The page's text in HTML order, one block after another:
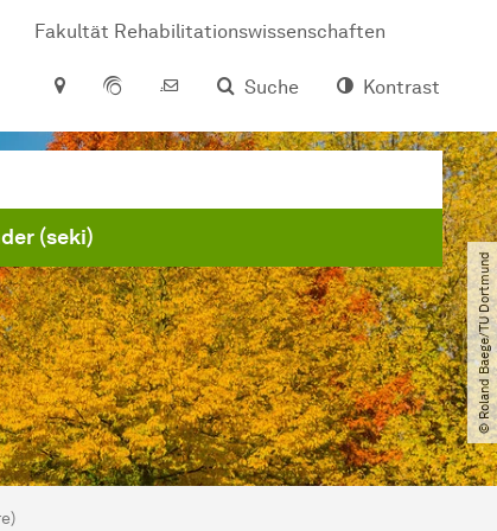
Fakultät Rehabilitationswissenschaften
Suche
Kontrast
(seki)
© Roland Baege​/​TU Dortmund